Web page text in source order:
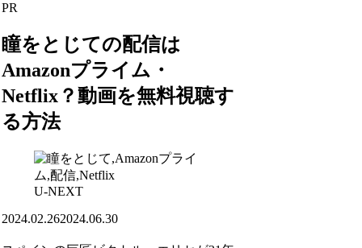
PR
瞳をとじての配信は
Amazonプライム・
Netflix？動画を無料視聴す
る方法
U-NEXT
2024.02.262024.06.30